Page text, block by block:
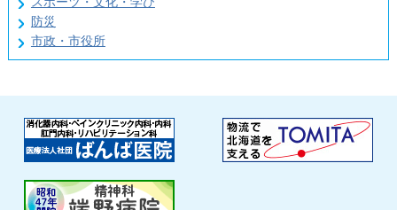
防災
市政・市役所